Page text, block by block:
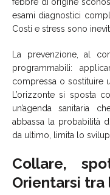
esami diagnostici
Costi e stress sono
La prevenzione, al
programmabili:
compressa o sostituire
L’orizzonte si sposta
un’agenda sanitaria
abbassa la probabilità
da ultimo, limita lo
Collare,
Orientarsi tra